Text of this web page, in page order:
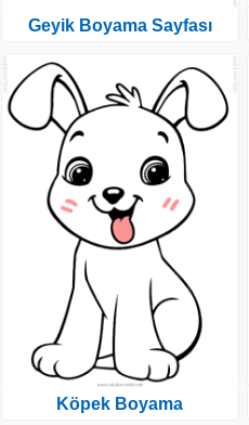
Geyik Boyama Sayfası
Köpek Boyama